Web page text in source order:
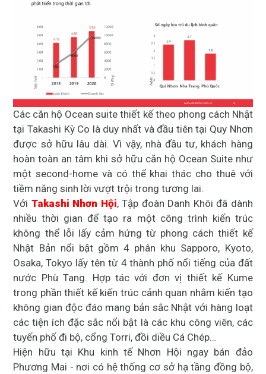
Các căn hộ Ocean suite thiết kế theo phong cách Nhật
tại Takashi Kỳ Co là duy nhất và đầu tiên tại Quy Nhơn
được sở hữu lâu dài. Vì vậy, nhà đầu tư, khách hàng
hoàn toàn an tâm khi sở hữu căn hộ Ocean Suite như
một second-home và có thể khai thác cho thuê với
tiềm năng sinh lời vượt trội trong tương lai.
Với Takashi Nhơn Hội, Tập đoàn Danh Khôi đã dành
nhiều thời gian để tạo ra một công trình kiến trúc
không thể lỗi lấy cảm hứng từ phong cách thiết kế
Nhật Bản nổi bật gồm 4 phân khu Sapporo, Kyoto,
Osaka, Tokyo lấy tên từ 4 thành phố nổi tiếng của đất
nước Phù Tang. Hợp tác với đơn vị thiết kế Kume
trong phần thiết kế kiến trúc cảnh quan nhằm kiến tạo
không gian độc đáo mang bản sắc Nhật với hàng loạt
các tiện ích đặc sắc nổi bật là các khu công viên, các
tuyến phố đi bộ, cổng Torri, đồi diều Cá Chép…
Hiện hữu tại Khu kinh tế Nhơn Hội ngay bán đảo
Phương Mai - nơi có hệ thống cơ sở hạ tầng đồng bộ,